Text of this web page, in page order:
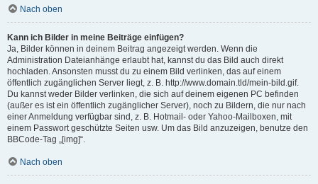
Nach oben
Kann ich Bilder in meine Beiträge einfügen?
Ja, Bilder können in deinem Beitrag angezeigt werden. Wenn die
Administration Dateianhänge erlaubt hat, kannst du das Bild auch direkt
hochladen. Ansonsten musst du zu einem Bild verlinken, das auf einem
öffentlich zugänglichen Server liegt, z. B. http://www.domain.tld/mein-bild.gif.
Du kannst weder Bilder verlinken, die sich auf deinem eigenen PC befinden
(außer es ist ein öffentlich zugänglicher Server), noch zu Bildern, die nur nach
einer Anmeldung verfügbar sind, z. B. Hotmail- oder Yahoo-Mailboxen, mit
einem Passwort geschützte Seiten usw. Um das Bild anzuzeigen, benutze den
BBCode-Tag „[img]“.
Nach oben